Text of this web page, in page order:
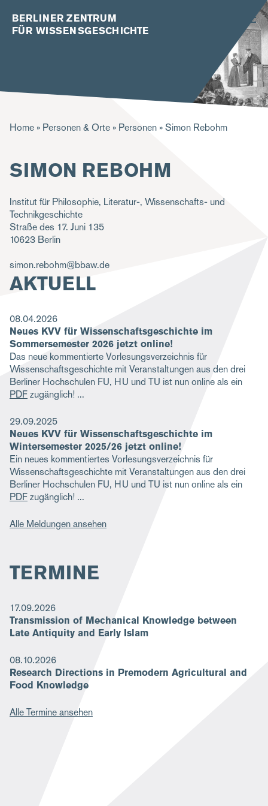
BERLINER ZENTRUM
FÜR WISSENSGESCHICHTE
P
a
n
a
v
i
g
t
i
o
n
Home Personen & Orte Personen Simon Rebohm
SIMON REBOHM
Institut für Philosophie, Literatur-, Wissenschafts- und
Technikgeschichte
Straße des 17. Juni 135
10623 Berlin
simon.rebohm@bbaw.de
AKTUELL
08.04.2026
Neues KVV für Wissenschaftsgeschichte im
Sommersemester 2026 jetzt online!
Das neue kommentierte Vorlesungsverzeichnis für
Wissenschaftsgeschichte mit Veranstaltungen aus den drei
Berliner Hochschulen FU, HU und TU ist nun online als ein
PDFzugänglich!
29.09.2025
Neues KVV für Wissenschaftsgeschichte im
Wintersemester 2025/26 jetzt online!
Ein neues kommentiertes Vorlesungsverzeichnis für
Wissenschaftsgeschichte mit Veranstaltungen aus den drei
Berliner Hochschulen FU, HU und TU ist nun online als ein
PDFzugänglich!
Alle Meldungen ansehen
TERMINE
17.09.2026
Transmission of Mechanical Knowledge between
Late Antiquity and Early Islam
08.10.2026
Research Directions in Premodern Agricultural and
Food Knowledge
Alle Termine ansehen